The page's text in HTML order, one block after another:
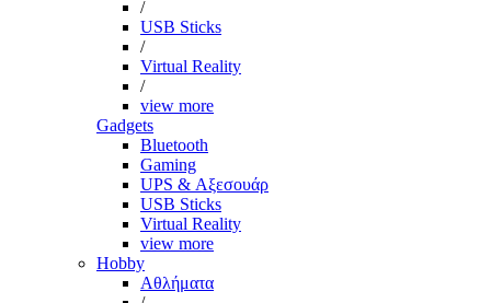
/
USB Sticks
/
Virtual Reality
/
view more
Gadgets
Bluetooth
Gaming
UPS & Αξεσουάρ
USB Sticks
Virtual Reality
view more
Hobby
Αθλήματα